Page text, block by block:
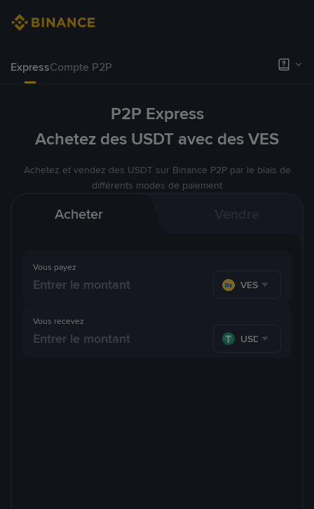
ExpressCompte P2P
P2P Express
Achetez des USDT avec des VES
Achetez et vendez des USDT sur Binance P2P par le biais de
différents modes de paiement
Acheter
Vous payez
VES
Vous recevez
USDT